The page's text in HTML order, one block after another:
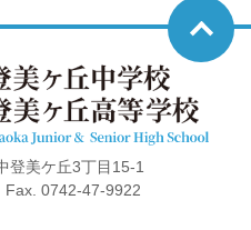
登美ケ丘3丁目15-1
0742-47-9922